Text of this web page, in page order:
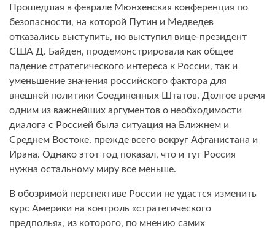
Прошедшая в феврале Мюнхенская конференция по
безопасности, на которой Путин и Медведев
отказались выступить, но выступил вице-президент
США Д. Байден, продемонстрировала как общее
падение стратегического интереса к России, так и
уменьшение значения российского фактора для
внешней политики Соединенных Штатов. Долгое время
одним из важнейших аргументов о необходимости
диалога с Россией была ситуация на Ближнем и
Среднем Востоке, прежде всего вокруг Афганистана и
Ирана. Однако этот год показал, что и тут Россия
нужна остальному миру все меньше.
В обозримой перспективе России не удастся изменить
курс Америки на контроль «стратегического
предполья», из которого, по мнению самих